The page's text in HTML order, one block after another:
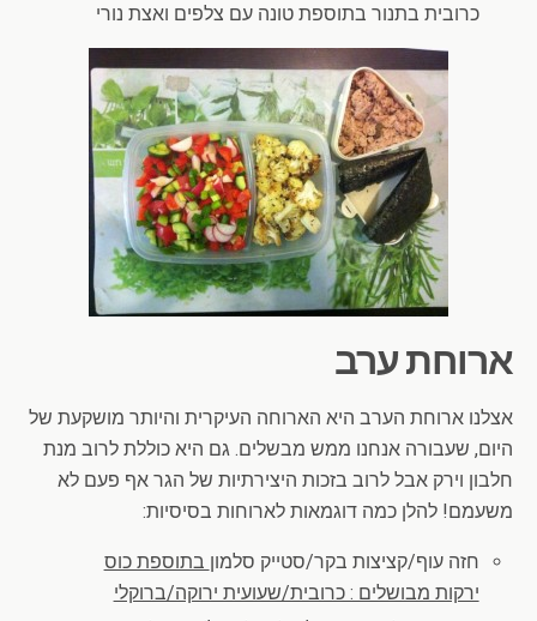
כרובית בתנור בתוספת טונה עם צלפים ואצת נורי
ארוחת ערב
אצלנו ארוחת הערב היא הארוחה העיקרית והיותר מושקעת של
היום, שעבורה אנחנו ממש מבשלים. גם היא כוללת לרוב מנת
חלבון וירק אבל לרוב בזכות היצירתיות של הגר אף פעם לא
משעמם! להלן כמה דוגמאות לארוחות בסיסיות:
חזה עוף/קציצות בקר/סטייק סלמון בתוספת כוס
ירקות מבושלים : כרובית/שעועית ירוקה/ברוקלי